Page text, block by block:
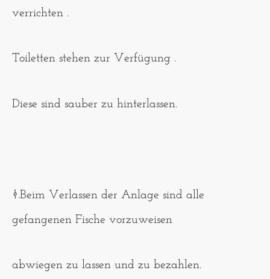
verrichten .
Toiletten stehen zur Verfügung .
Diese sind sauber zu hinterlassen.
§.Beim Verlassen der Anlage sind alle
gefangenen Fische vorzuweisen
abwiegen zu lassen und zu bezahlen.